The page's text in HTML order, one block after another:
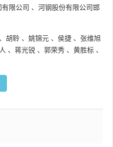
限公司 、 河钢股份有限公司邯
、 胡聆 、 姚锦元 、 侯捷 、 张维旭
、 蒋光锐 、 郭荣秀 、 黄胜标 、